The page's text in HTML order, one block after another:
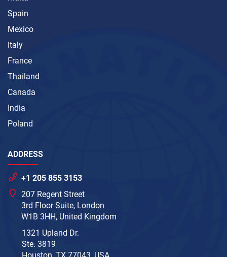
Spain
Mexico
Italy
France
Thailand
Canada
India
Poland
ADDRESS
+1 205 855 3153
207 Regent Street
3rd Floor Suite, London
W1B 3HH, United Kingdom
1321 Upland Dr.
Ste. 3819